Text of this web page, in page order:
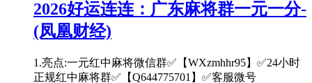
2026好运连连：广东麻将群一元一分-
(凤凰财经)
1.亮点:一元红中麻将微信群✅【WXzmhhr95】✅24小时
正规红中麻将群✅【Q644775701】✅客服微号